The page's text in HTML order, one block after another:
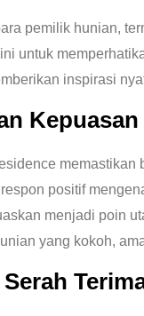
pemilik hunian,
untuk
inspirasi
positif
menjadi poin
yang kokoh,